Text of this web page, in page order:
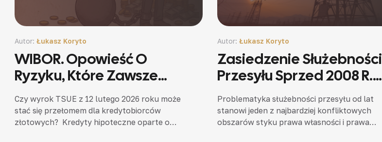
Autor: Łukasz Koryto
WIBOR. Opowieść O
Ryzyku, Które Zawsze
Miało Jednego Adresata.
Czy wyrok TSUE z 12 lutego 2026 roku może
stać się przełomem dla kredytobiorców
złotowych? Kredyty hipoteczne oparte o
Autor: Łukasz Koryto
Zasiedzenie Służebności
Przesyłu Sprzed 2008 R.
Jako Problem
Systemowy
Problematyka służebności przesyłu od lat
stanowi jeden z najbardziej konfliktowych
obszarów styku prawa własności i prawa